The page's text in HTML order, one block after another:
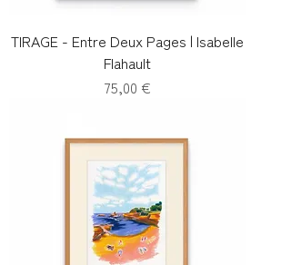
TIRAGE - Entre Deux Pages | Isabelle
Flahault
Prix
75,00 €